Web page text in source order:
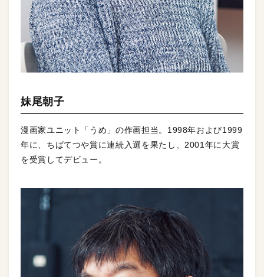
妹尾朝子
漫画家ユニット「うめ」の作画担当。1998年および1999
年に、ちばてつや賞に連続入選を果たし、2001年に大賞
を受賞してデビュー。